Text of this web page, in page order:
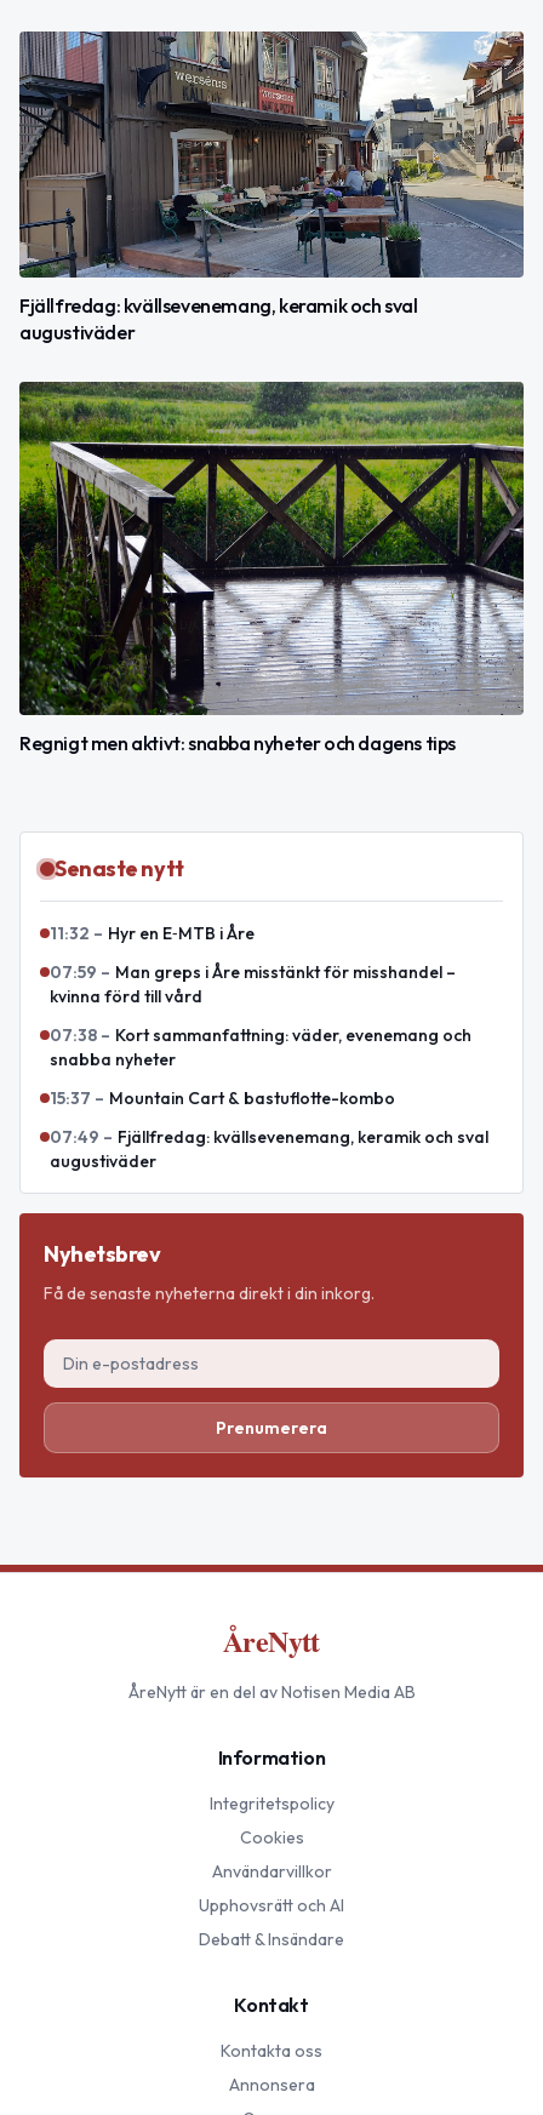
Fjällfredag: kvällsevenemang, keramik och sval
augustiväder
Regnigt men aktivt: snabba nyheter och dagens tips
Senaste nytt
11:32 – Hyr en E‑MTB i Åre
07:59 – Man greps i Åre misstänkt för misshandel –
kvinna förd till vård
07:38 – Kort sammanfattning: väder, evenemang och
snabba nyheter
15:37 – Mountain Cart & bastuflotte-kombo
07:49 – Fjällfredag: kvällsevenemang, keramik och sval
augustiväder
Nyhetsbrev
Få de senaste nyheterna direkt i din inkorg.
Prenumerera
ÅreNytt
ÅreNyttär en del av Notisen Media AB
Information
Integritetspolicy
Cookies
Användarvillkor
Upphovsrätt och AI
Debatt & Insändare
Kontakt
Kontakta oss
Annonsera